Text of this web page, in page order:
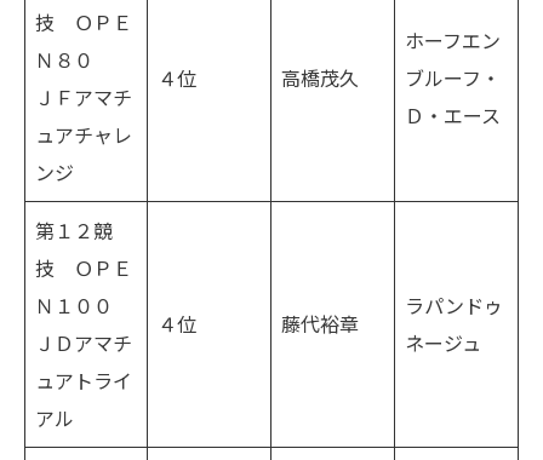
技 ＯＰＥ
Ｎ８０
ＪＦアマチ
ュアチャレ
ンジ
４位 高橋茂久
ホーフエン
ブルーフ・
Ｄ・エース
第１２競
技 ＯＰＥ
Ｎ１００
ＪＤアマチ
ュアトライ
アル
４位 藤代裕章
ラパンドゥ
ネージュ